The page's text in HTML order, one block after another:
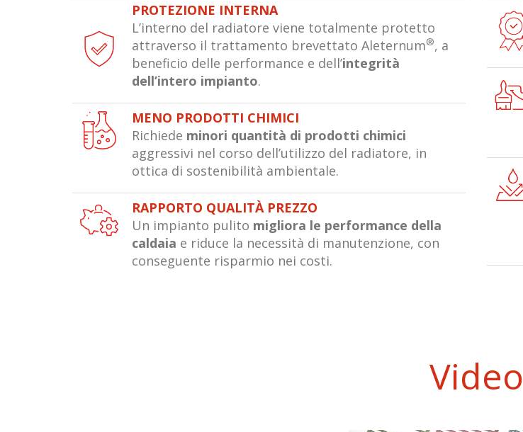
PROTEZIONE INTERNA
L’interno del radiatore viene totalmente protetto
attraverso il trattamento brevettato Aleternum®, a
beneficio delle performance e dell’integrità
dell’intero impianto.
MENO PRODOTTI CHIMICI
Richiede minori quantità di prodotti chimici
aggressivi nel corso dell’utilizzo del radiatore, in
ottica di sostenibilità ambientale.
RAPPORTO QUALITÀ PREZZO
Un impianto pulito migliora le performance della
caldaia e riduce la necessità di manutenzione, con
conseguente risparmio nei costi.
Video